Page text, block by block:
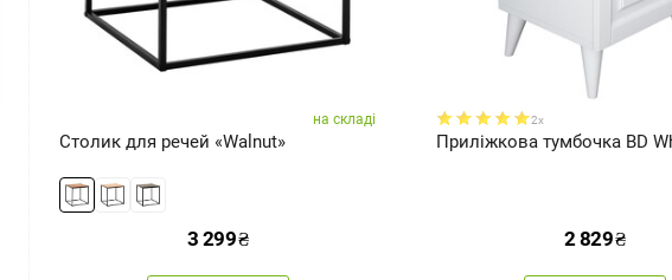
на складі
Столик для речей «Walnut»
3 299₴
2x
Приліжкова тумбочка BD
2 829₴